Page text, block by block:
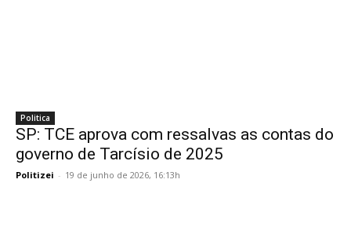
Politica
SP: TCE aprova com ressalvas as contas do
governo de Tarcísio de 2025
Politizei - 19 de junho de 2026, 16:13h